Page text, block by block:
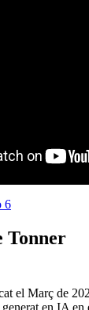
6
Tonner
el Març de
en IA